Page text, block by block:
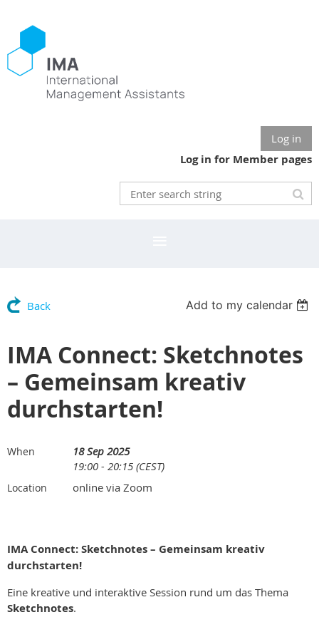
Log in
Log in for Member pages
Back Add to my calendar
IMA Connect: Sketchnotes
– Gemeinsam kreativ
durchstarten!
When
18 Sep 2025
19:00 - 20:15 (CEST)
Location online via Zoom
IMA Connect: Sketchnotes – Gemeinsam kreativ
durchstarten!
Eine kreative und interaktive Session rund um das Thema
Sketchnotes.